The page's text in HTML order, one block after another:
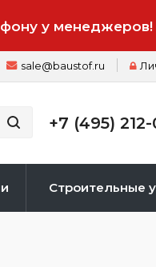
у менеджеров!
sale@baustof.ru
+7 (495)
Строительные